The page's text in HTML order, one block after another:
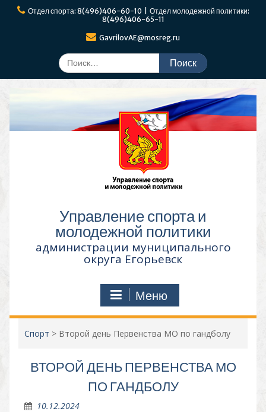
ПерейтиОтдел спорта: 8(496)406-60-10 | Отдел молодежной политики:
8(496)406-65-11
GavrilovAE@mosreg.ru
Поиск
по:
Управление спорта и
молодежной политики
администрации муниципального
округа Егорьевск
Меню
Спорт > Второй день Первенства МО по гандболу
ВТОРОЙ ДЕНЬ ПЕРВЕНСТВА МО
ПО ГАНДБОЛУ
10.12.2024